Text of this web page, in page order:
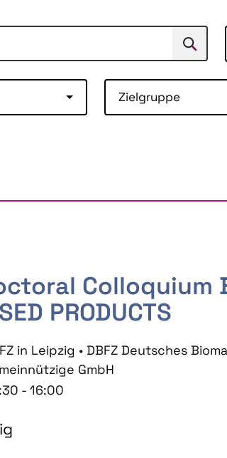
Suchen
Zielgruppe
Colloquium
PRODUCTS
in Leipzig • DBFZ Deutsches
GmbH
- 16:00